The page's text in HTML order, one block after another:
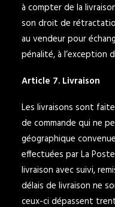
à compter de la
son droit de
au vendeur pour
pénalité, à l’exception
Article 7. Livraison
Les livraisons sont
de commande qui ne
géographique
effectuées par La
livraison avec suivi,
délais de livraison ne
ceux-ci dépassent